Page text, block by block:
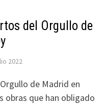
del Orgullo de
2022
de Madrid en
obras que han obligado